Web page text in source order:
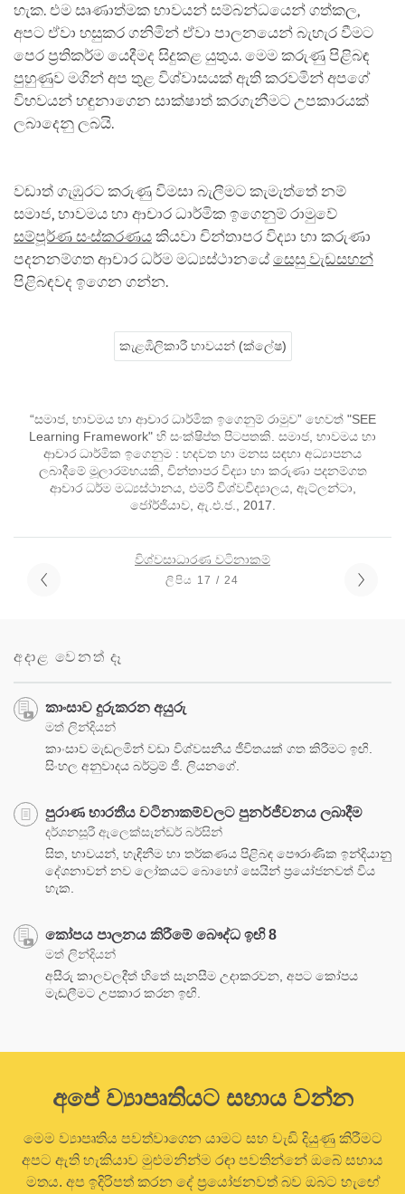
හැක. එම සෘණාත්මක භාවයන් සම්බන්ධයෙන් ගත්කල,
අපට ඒවා හසුකර ගනිමින් ඒවා පාලනයෙන් බැහැර වීමට
පෙර ප්‍රතිකර්ම යෙදීමද සිදුකළ යුතුය. මෙම කරුණු පිළිබ‍ඳ
පුහුණුව මගින් අප තුළ විශ්වාසයක් ඇති කරවමින් අපගේ
විභවයන් හඳුනාගෙන සාක්ෂාත් කරගැනීමට උපකාරයක්
ලබාදෙනු ලබයි.
වඩාත් ගැඹුරට කරුණු විමසා බැලීමට කැමැත්තේ නම්
සමාජ, භාවමය හා ආචාර ධාර්මික ඉගෙනුම් රාමුවේ
සම්පූර්ණ සංස්කරණය කියවා චින්තාපර විද්‍යා හා කරුණා
පදනනම්ගත ආචාර ධර්ම මධ්‍යස්ථානයේ සෙසු වැඩසහන
පිළිබඳවද ඉගෙන ගන්න.
කැළඹිලිකාරී භාවයන් (ක්ලේෂ)
“සමාජ, භාවමය හා ආචාර ධාර්මික ඉගෙනුම් රාමුව” හෙවත් "SEE
Learning Framework" හි සංක්ෂිප්ත පිටපතකි. සමාජ, භාවමය හා
ආචාර ධාර්මික ඉගෙනුම : හදවත හා මනස සඳහා අධ්‍යාපනය
ලබාදීමේ මූලාරම්භයකි, චින්තාපර විද්‍යා හා කරුණා පදනම්ගත
ආචාර ධර්ම මධ්‍යස්ථානය, එමරි විශ්වවිද්‍යාලය, ඇට්ලන්ටා,
ජෝර්ජියාව, ඇ.එ.ජ., 2017.
විශ්වසාධාරණ වටිනාකම්
ලිපිය 17 / 24
අදාළ වෙනත් දෑ
කාංසාව දුරුකරන අයුරු
මත් ලින්දියන්
කාංසාව මැඬලමින් වඩා විශ්වසනීය ජීවිතයක් ගත කිරීමට ඉඟි.
සිංහල අනුවාදය බර්ට්‍රම් ජී. ලියනගේ.
පුරාණ භාරතීය වටිනාකම්වලට පුනර්ජීවනය ලබාදීම
දර්ශනසූරී ඇලෙක්සැන්ඩර් බර්සින්
සිත, භාවයන්, හැඳිනීම හා තර්කණය පිළිබඳ පෞරාණික ඉන්දියානුු
දේශනාවන් නව ලෝකයට බොහෝ සෙයින් ප්‍රයෝජනවත් විය
හැක.
කෝපය පාලනය කිරීමේ බෞද්ධ ඉඟි 8
මත් ලින්දියන්
අසීරු කාලවලදීත් හිතේ සැනසීම උදාකරවන, අපට කෝපය
මැඬලීමට උපකාර කරන ඉඟි.
අපේ ව්‍යාපෘතියට සහාය වන්න
මෙම ව්‍යාපෘතිය පවත්වාගෙන යාමට සහ වැඩි දියුණු කිරීමට
අපට ඇති හැකියාව මුළුමනින්ම රඳා පවතින්නේ ඔබේ සහාය
මතය. අප ඉදිරිපත් කරන දේ ප්‍රයෝජනවත් බව ඔබට හැඟේ